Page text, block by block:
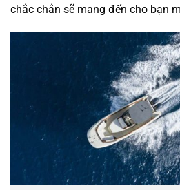
chắc chắn sẽ mang đến cho bạn